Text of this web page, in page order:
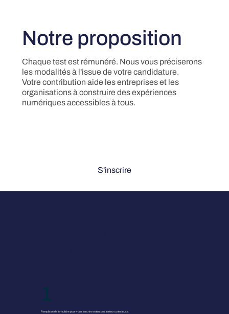
Notre proposition
Chaque test est rémunéré. Nous vous préciserons
les modalités à l'issue de votre candidature.
Votre contribution aide les entreprises et les
organisations à construire des expériences
numériques accessibles à tous.
S'inscrire
1
Remplissez le formulaire pour vous inscrire en tant que testeur ou testeuse.